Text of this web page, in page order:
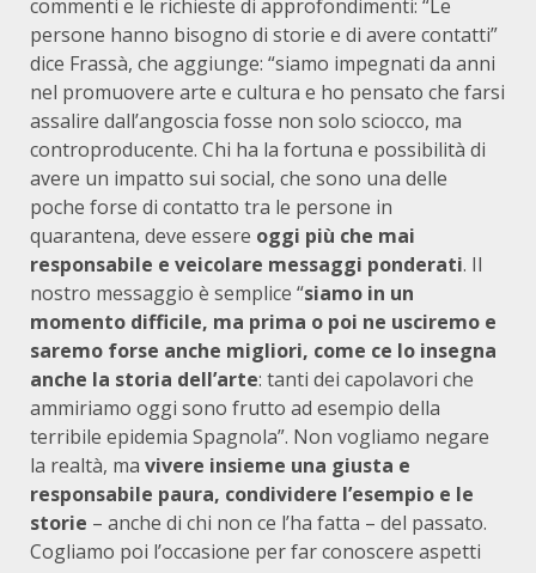
commenti e le richieste di approfondimenti: “Le
persone hanno bisogno di storie e di avere contatti”
dice Frassà, che aggiunge: “siamo impegnati da anni
nel promuovere arte e cultura e ho pensato che farsi
assalire dall’angoscia fosse non solo sciocco, ma
controproducente. Chi ha la fortuna e possibilità di
avere un impatto sui social, che sono una delle
poche forse di contatto tra le persone in
quarantena, deve essere oggi più che mai
responsabile e veicolare messaggi ponderati. Il
nostro messaggio è semplice “siamo in un
momento difficile, ma prima o poi ne usciremo e
saremo forse anche migliori, come ce lo insegna
anche la storia dell’arte: tanti dei capolavori che
ammiriamo oggi sono frutto ad esempio della
terribile epidemia Spagnola”. Non vogliamo negare
la realtà, ma vivere insieme una giusta e
responsabile paura, condividere l’esempio e le
storie – anche di chi non ce l’ha fatta – del passato.
Cogliamo poi l’occasione per far conoscere aspetti